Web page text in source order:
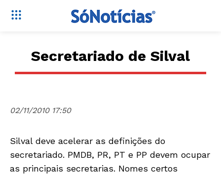
Secretariado de Silval
02/11/2010 17:50
Silval deve acelerar as definições do
secretariado. PMDB, PR, PT e PP devem ocupar
as principais secretarias. Nomes certos